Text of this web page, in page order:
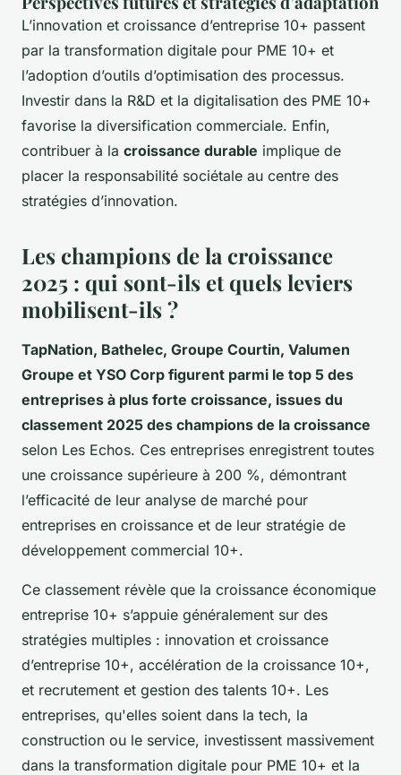
L’innovation et croissance d’entreprise 10+ passent
par la transformation digitale pour PME 10+ et
l’adoption d’outils d’optimisation des processus.
Investir dans la R&D et la digitalisation des PME 10+
favorise la diversification commerciale. Enfin,
contribuer à la croissance durable implique de
placer la responsabilité sociétale au centre des
stratégies d’innovation.
Les champions de la croissance
2025 : qui sont-ils et quels leviers
mobilisent-ils ?
TapNation, Bathelec, Groupe Courtin, Valumen
Groupe et YSO Corp figurent parmi le top 5 des
entreprises à plus forte croissance, issues du
classement 2025 des champions de la croissance
selon Les Echos. Ces entreprises enregistrent toutes
une croissance supérieure à 200 %, démontrant
l’efficacité de leur analyse de marché pour
entreprises en croissance et de leur stratégie de
développement commercial 10+.
Ce classement révèle que la croissance économique
entreprise 10+ s’appuie généralement sur des
stratégies multiples : innovation et croissance
d’entreprise 10+, accélération de la croissance 10+,
et recrutement et gestion des talents 10+. Les
entreprises, qu'elles soient dans la tech, la
construction ou le service, investissent massivement
dans la transformation digitale pour PME 10+ et la